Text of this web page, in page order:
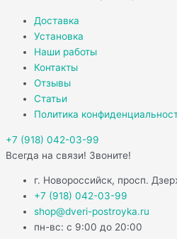
Доставка
Установка
Наши работы
Контакты
Отзывы
Статьи
Политика
+7 (918) 042-03-99
Всегда на связи! Звоните!
г. Новороссийск, просп.
+7 (918) 042-03-99
shop@dveri-postroyka.ru
пн-вс: с 9:00 до 20:00